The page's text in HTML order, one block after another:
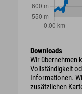
Downloads
Wir übernehmen
Vollständigkeit
Informationen.
zusätzlichen